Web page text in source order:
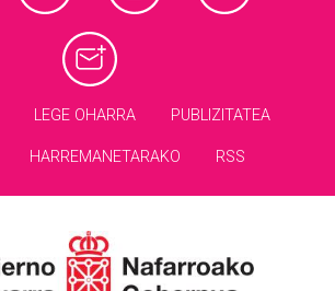
LEGE OHARRA PUBLIZITATEA
HARREMANETARAKO RSS